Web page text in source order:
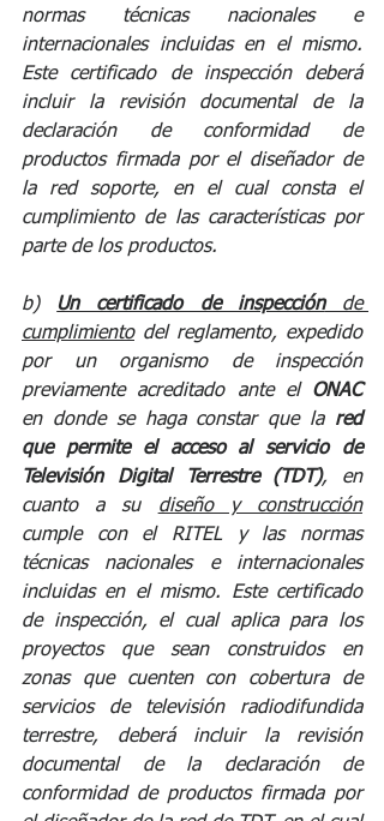
normas técnicas nacionales e
internacionales incluidas en el mismo.
Este certificado de inspección deberá
incluir la revisión documental de la
declaración de conformidad de
productos firmada por el diseñador de
la red soporte, en el cual consta el
cumplimiento de las características por
parte de los productos.
b) Un certificado de inspección de
cumplimiento del reglamento, expedido
por un organismo de inspección
previamente acreditado ante el ONAC
en donde se haga constar que la red
que permite el acceso al servicio de
Televisión Digital Terrestre (TDT), en
cuanto a su diseño y construcción
cumple con el RITEL y las normas
técnicas nacionales e internacionales
incluidas en el mismo. Este certificado
de inspección, el cual aplica para los
proyectos que sean construidos en
zonas que cuenten con cobertura de
servicios de televisión radiodifundida
terrestre, deberá incluir la revisión
documental de la declaración de
conformidad de productos firmada por